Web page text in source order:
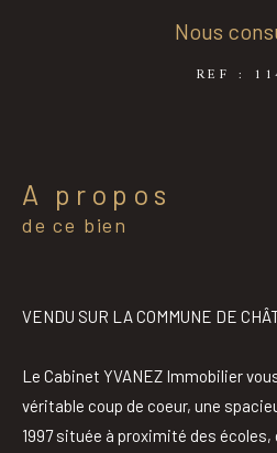
Nous
REF :
a propos
de ce bien
VENDU SUR LA COMMUNE DE
Le Cabinet YVANEZ Immobilier
véritable coup de coeur, une
1997 située à proximité des